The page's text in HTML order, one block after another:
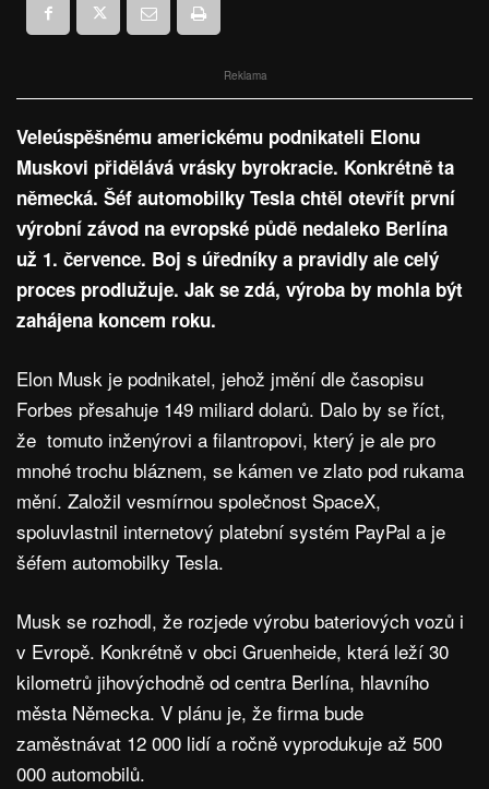
Reklama
Veleúspěšnému americkému podnikateli Elonu
Muskovi přidělává vrásky byrokracie. Konkrétně ta
německá. Šéf automobilky Tesla chtěl otevřít první
výrobní závod na evropské půdě nedaleko Berlína
už 1. července. Boj s úředníky a pravidly ale celý
proces prodlužuje. Jak se zdá, výroba by mohla být
zahájena koncem roku.
Elon Musk je podnikatel, jehož jmění dle časopisu
Forbes přesahuje 149 miliard dolarů. Dalo by se říct,
že tomuto inženýrovi a filantropovi, který je ale pro
mnohé trochu bláznem, se kámen ve zlato pod rukama
mění. Založil vesmírnou společnost SpaceX,
spoluvlastnil internetový platební systém PayPal a je
šéfem automobilky Tesla.
Musk se rozhodl, že rozjede výrobu bateriových vozů i
v Evropě. Konkrétně v obci Gruenheide, která leží 30
kilometrů jihovýchodně od centra Berlína, hlavního
města Německa. V plánu je, že firma bude
zaměstnávat 12 000 lidí a ročně vyprodukuje až 500
000 automobilů.